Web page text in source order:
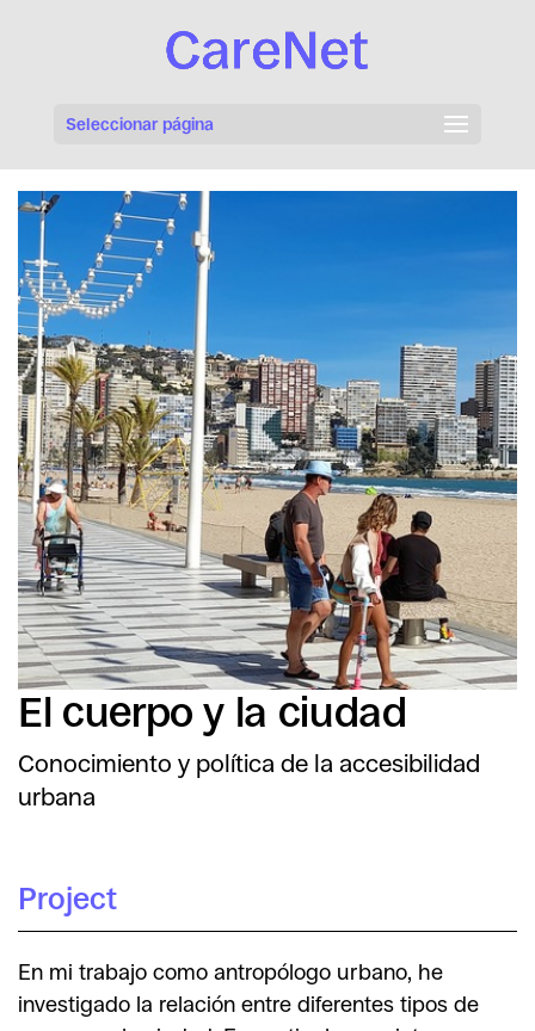
Seleccionar página
El cuerpo y la ciudad
Conocimiento y política de la accesibilidad
urbana
Project
En mi trabajo como antropólogo urbano, he
investigado la relación entre diferentes tipos de